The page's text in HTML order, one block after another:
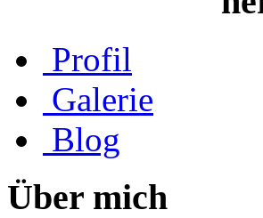
Profil
Galerie
Blog
Über mich